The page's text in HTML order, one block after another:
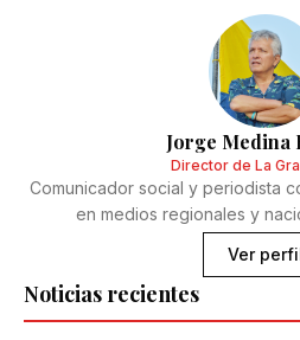
Noticias recientes
Jorge Medina
Director de La
Comunicador social y periodista
en medios regionales y
Ver